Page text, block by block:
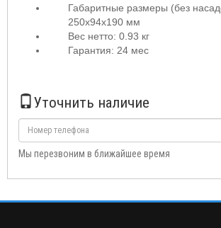
Габаритные размеры (без
250х94х190 мм
Вес нетто: 0.93 кг
Гарантия: 24 мес
Уточнить наличие
Мы перезвоним в ближайшее время